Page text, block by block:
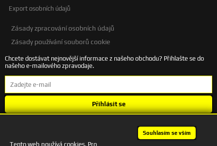
Export osobních údajů
Zásady zpracování osobních údajů
Zásady používání souborů cookie
Chcete dostávat nejnovější informace z našeho obchodu? Přihlašte se do
našeho e-mailového zpravodaje.
Přihlásit se
Tento web používá cookies. Pro
Souhlasím se vším